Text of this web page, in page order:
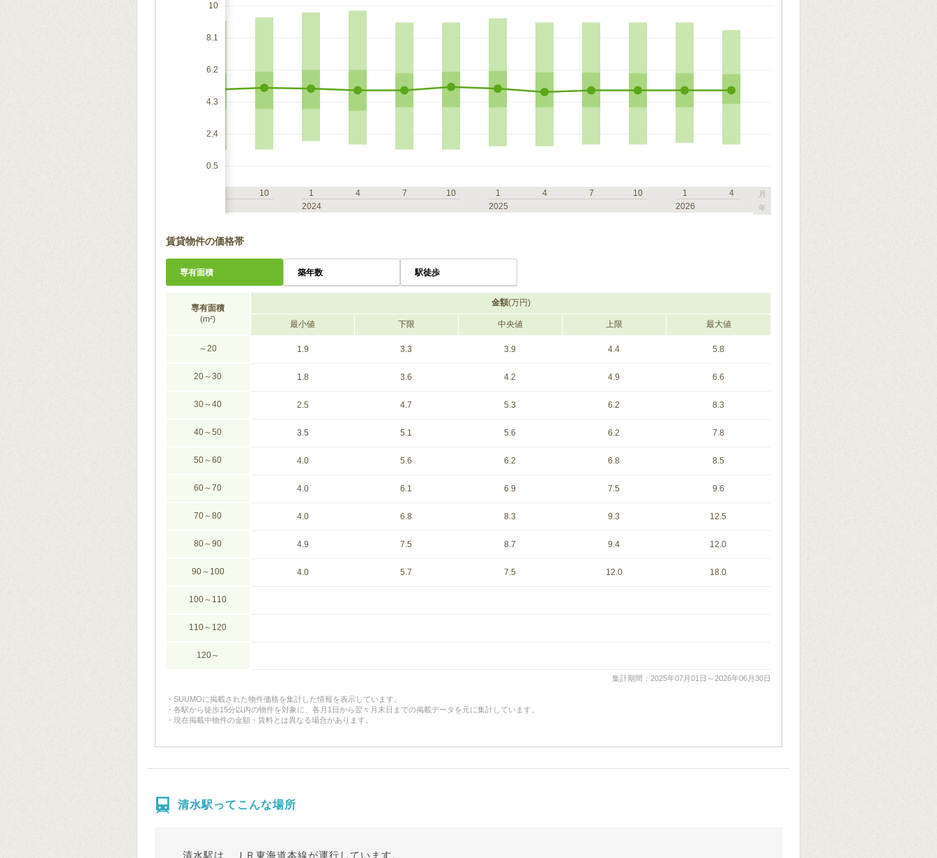
10
8.1
6.2
4.3
2.4
0.5
10
1 4 7
10
2024
1 4 7
10
2025
1
4
2026
月
年
賃貸物件の価格帯
専有面積 築年数 駅徒歩
専有面積
(m²)
金額(万円)
最小値 下限 中央値 上限 最大値
～20 1.9 3.3 3.9 4.4 5.8
20～30 1.8 3.6 4.2 4.9 6.6
30～40 2.5 4.7 5.3 6.2 8.3
40～50 3.5 5.1 5.6 6.2 7.8
50～60 4.0 5.6 6.2 6.8 8.5
60～70 4.0 6.1 6.9 7.5 9.6
70～80 4.0 6.8 8.3 9.3 12.5
80～90 4.9 7.5 8.7 9.4 12.0
90～100 4.0 5.7 7.5 12.0 18.0
100～110
110～120
120～
集計期間：2025年07月01日～2026年06月30日
SUUMOに掲載された物件価格を集計した情報を表示しています。
各駅から徒歩15分以内の物件を対象に、各月1日から翌々月末日までの掲載データを元に集計しています。
現在掲載中物件の金額・賃料とは異なる場合があります。
清水駅ってこんな場所
清水駅は、ＪＲ東海道本線が運行しています。